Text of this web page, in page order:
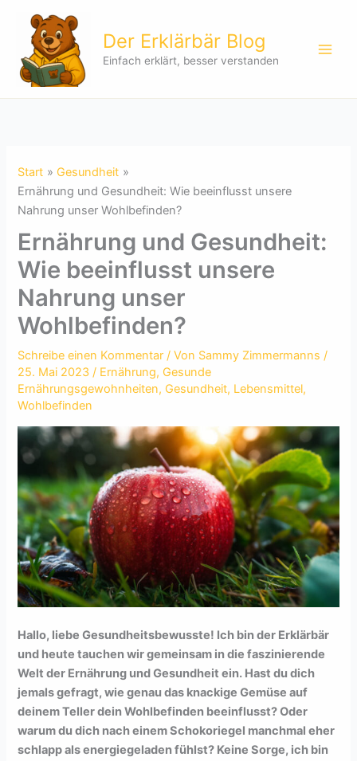
springen
Der Erklärbär Blog
Einfach erklärt, besser verstanden
Start
Gesundheit
Ernährung und Gesundheit: Wie beeinflusst unsere
Nahrung unser Wohlbefinden?
Ernährung und Gesundheit:
Wie beeinflusst unsere
Nahrung unser
Wohlbefinden?
Schreibe einen Kommentar / Von Sammy Zimmermanns/
25. Mai 2023/ Ernährung, Gesunde
Ernährungsgewohnheiten, Gesundheit, Lebensmittel,
Wohlbefinden
Hallo, liebe Gesundheitsbewusste! Ich bin der Erklärbär
und heute tauchen wir gemeinsam in die faszinierende
Welt der Ernährung und Gesundheit ein. Hast du dich
jemals gefragt, wie genau das knackige Gemüse auf
deinem Teller dein Wohlbefinden beeinflusst? Oder
warum du dich nach einem Schokoriegel manchmal eher
schlapp als energiegeladen fühlst? Keine Sorge, ich bin